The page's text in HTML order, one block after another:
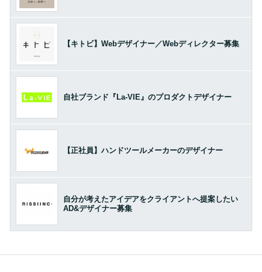
【キトビ】Webデザイナー／Webディレクター募集
自社ブランド『La-VIE』のプロダクトデザイナー
【正社員】ハンドツールメーカーのデザイナー
自分が考えたアイデアをクライアントへ提案したい
AD&デザイナー募集